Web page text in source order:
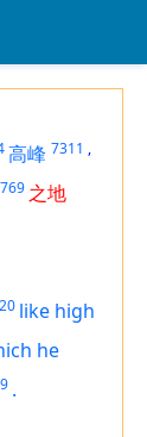
高峰 7311 ,
之地
like high
he
.